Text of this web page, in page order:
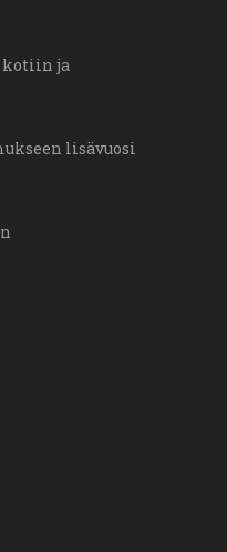
kotiin ja
lisävuosi